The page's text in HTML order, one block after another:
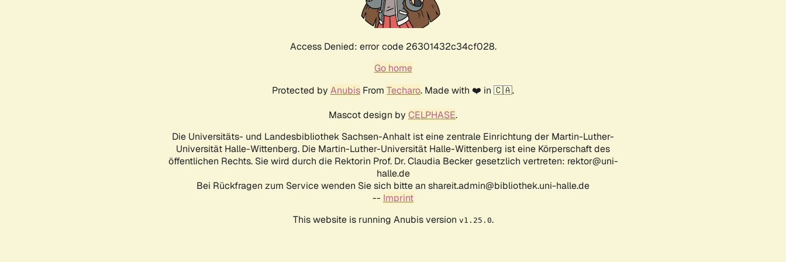
Access Denied: error code 26301432c34cf028.
Go home
Protected by Anubis From Techaro. Made with ❤️ in 🇨🇦.
Mascot design by CELPHASE.
Die Universitäts- und Landesbibliothek Sachsen-Anhalt ist eine zentrale Einrichtung der Martin-Luther-
Universität Halle-Wittenberg. Die Martin-Luther-Universität Halle-Wittenberg ist eine Körperschaft des
öffentlichen Rechts. Sie wird durch die Rektorin Prof. Dr. Claudia Becker gesetzlich vertreten: rektor@uni-
halle.de
Bei Rückfragen zum Service wenden Sie sich bitte an shareit.admin@bibliothek.uni-halle.de
-- Imprint
This website is running Anubis version v1.25.0.